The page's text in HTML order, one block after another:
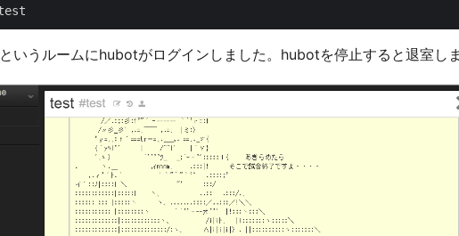
というルームにhubotがログインしました。hubotを停止すると退室し